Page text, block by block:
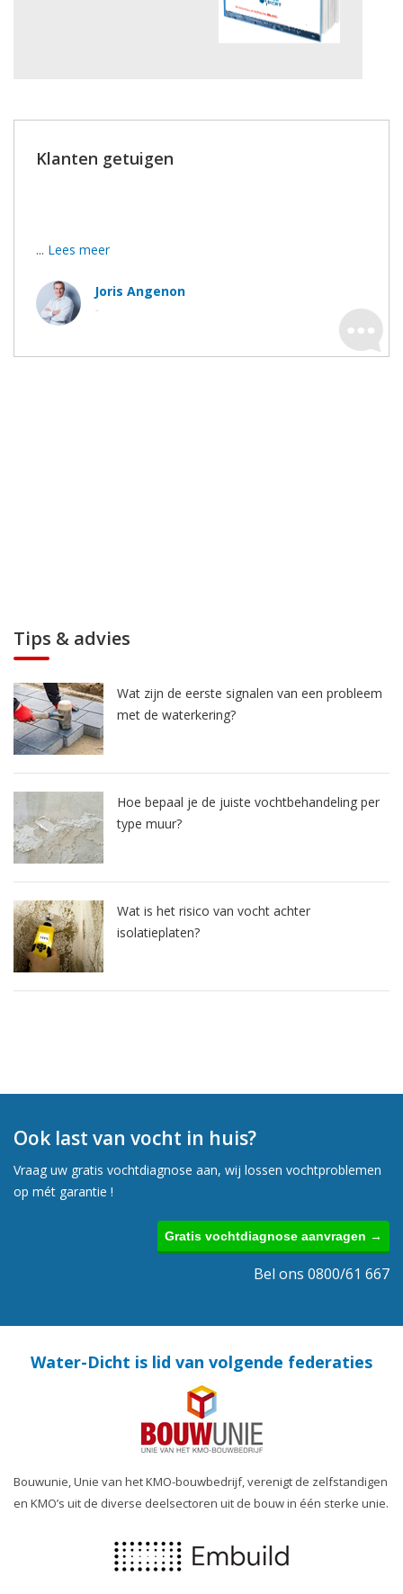
Klanten getuigen
... Lees meer
Joris Angenon
-
Tips & advies
Wat zijn de eerste signalen van een probleem
met de waterkering?
Hoe bepaal je de juiste vochtbehandeling per
type muur?
Wat is het risico van vocht achter
isolatieplaten?
Ook last van vocht in huis?
Vraag uw gratis vochtdiagnose aan, wij lossen vochtproblemen
op mét garantie !
Gratis vochtdiagnose aanvragen →
Bel ons 0800/61 667
Water-Dicht is lid van volgende federaties
Bouwunie, Unie van het KMO-bouwbedrijf, verenigt de zelfstandigen
en KMO’s uit de diverse deelsectoren uit de bouw in één sterke unie.